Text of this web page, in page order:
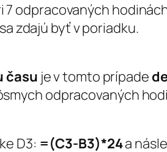
7 odpracovaných
zdajú byť v poriadku.
času je v tomto prípade
odpracovaných
D3: =(C3-B3)*24a